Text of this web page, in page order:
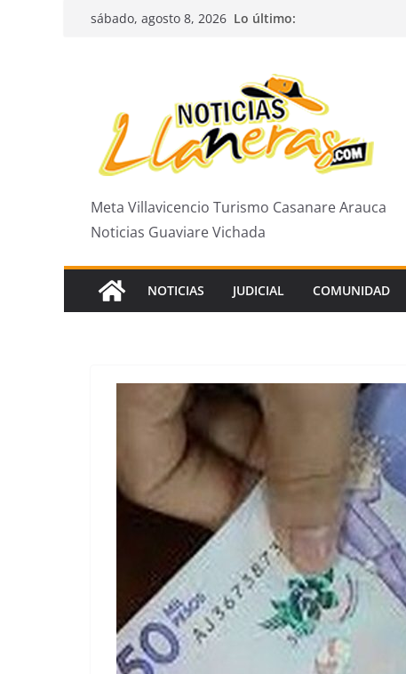
Saltarsábado, agosto 8, 2026 Lo último:
Meta Villavicencio Turismo Casanare Arauca
Noticias Guaviare Vichada
NOTICIAS JUDICIAL COMUNIDAD